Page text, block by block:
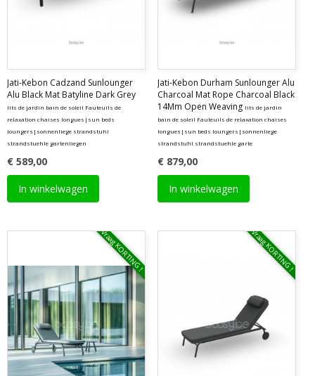
Jati-Kebon Cadzand Sunlounger
Alu Black Mat Batyline Dark Grey
lits de jardin bain de soleil Fauteuils de
relaxation chaises longues|sun beds
loungers|sonnenliege strandstuhl
strandstuehle gartenliegen
€ 589,00
In winkelwagen
Jati-Kebon Durham Sunlounger Alu
Charcoal Mat Rope Charcoal Black
14Mm Open Weaving lits de jardin
bain de soleil Fauteuils de relaxation chaises
longues|sun beds loungers|sonnenliege
strandstuhl strandstuehle garte
€ 879,00
In winkelwagen
Vraag KORTING ! Vraag KORTING !